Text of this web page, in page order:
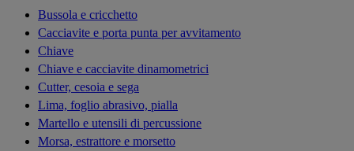
Bussola e cricchetto
Cacciavite e porta punta per avvitamento
Chiave
Chiave e cacciavite dinamometrici
Cutter, cesoia e sega
Lima, foglio abrasivo, pialla
Martello e utensili di percussione
Morsa, estrattore e morsetto